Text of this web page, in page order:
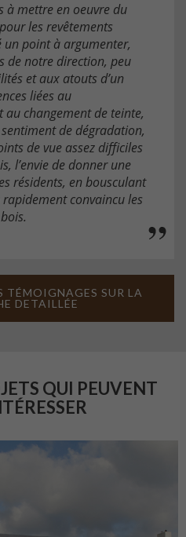
à mettre en oeuvre du
les revêtements
un point à argumenter,
de notre direction, peu
et aux atouts d’un
liées au
changement de teinte,
de dégradation,
de vue assez difficiles
l’envie de donner une
résidents, en bousculant
convaincu les
TÉMOIGNAGES SUR LA
DETAILLÉE
QUI PEUVENT